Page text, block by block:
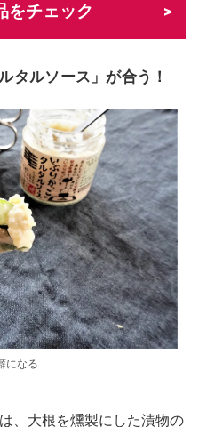
をチェック
タルソース」が合う！
になる
、大根を燻製にした漬物の